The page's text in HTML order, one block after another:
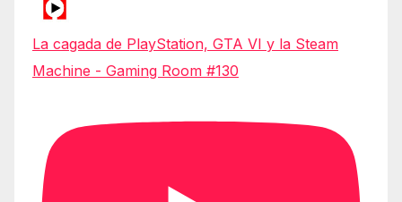
La cagada de PlayStation, GTA VI y la Steam
Machine - Gaming Room #130